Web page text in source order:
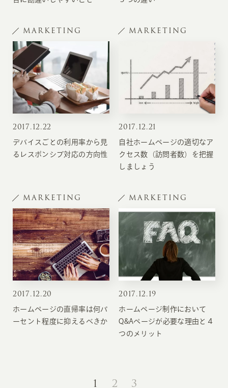
MARKETING
2017.12.22
デバイスごとの利用率から見
るレスポンシブ対応の方向性
MARKETING
2017.12.21
自社ホームページの適切なア
クセス数（訪問者数）を把握
しましょう
MARKETING
2017.12.20
ホームページの直帰率は何パ
ーセント程度に抑えるべきか
MARKETING
2017.12.19
ホームページ制作において
Q&Aページが必要な理由と４
つのメリット
1 2 3